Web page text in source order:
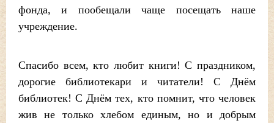
фонда, и пообещали чаще посещать наше
учреждение.
Спасибо всем, кто любит книги! С праздником,
дорогие библиотекари и читатели! С Днём
библиотек! С Днём тех, кто помнит, что человек
жив не только хлебом единым, но и добрым